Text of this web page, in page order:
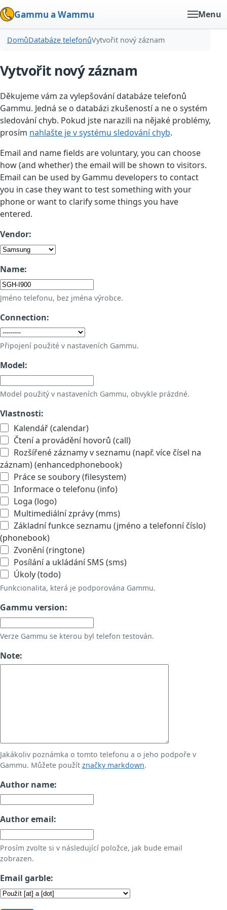
Gammu a Wammu Menu
DomůDatabáze telefonůVytvořit nový záznam
Vytvořit nový záznam
Děkujeme vám za vylepšování databáze telefonů
Gammu. Jedná se o databázi zkušeností a ne o systém
sledování chyb. Pokud jste narazili na nějaké problémy,
prosím nahlašte je v systému sledování chyb.
Email and name fields are voluntary, you can choose
how (and whether) the email will be shown to visitors.
Email can be used by Gammu developers to contact
you in case they want to test something with your
phone or want to clarify some things you have
entered.
Vendor:
Name:
Jméno telefonu, bez jména výrobce.
Connection:
Připojení použité v nastaveních Gammu.
Model:
Model použitý v nastaveních Gammu, obvykle prázdné.
Vlastnosti:
Kalendář (calendar)
Čtení a provádění hovorů (call)
Rozšířené záznamy v seznamu (např. více čísel na
záznam) (enhancedphonebook)
Práce se soubory (filesystem)
Informace o telefonu (info)
Loga (logo)
Multimediální zprávy (mms)
Základní funkce seznamu (jméno a telefonní číslo)
(phonebook)
Zvonění (ringtone)
Posílání a ukládání SMS (sms)
Úkoly (todo)
Funkcionalita, která je podporována Gammu.
Gammu version:
Verze Gammu se kterou byl telefon testován.
Note:
Jakákoliv poznámka o tomto telefonu a o jeho podpoře v
Gammu. Můžete použít značky markdown.
Author name:
Author email:
Prosím zvolte si v následující položce, jak bude email
zobrazen.
Email garble: